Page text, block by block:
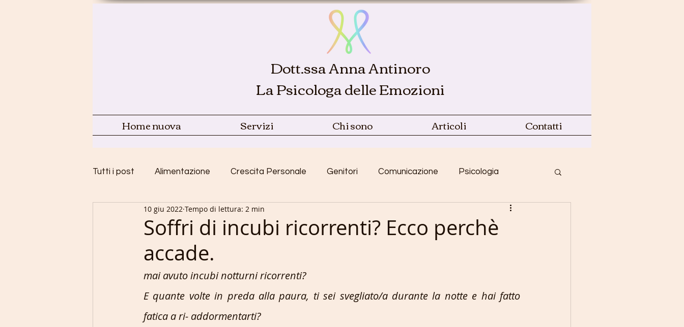
Dott.ssa Anna Antinoro
La Psicologa delle Emozioni
Home nuova Servizi Chi sono Articoli Contatti
Tutti i post Alimentazione Crescita Personale Genitori Comunicazione Psicologia
Infanzia e Adolescenza Emozioni
Intelligenza Artificiale
Soffri di incubi ricorrenti? Ecco perchè
accade.
10 giu 2022 Tempo di lettura: 2 min
mai avuto incubi notturni ricorrenti?
E quante volte in preda alla paura, ti sei svegliato/a durante la notte e hai fatto
fatica a ri- addormentarti?